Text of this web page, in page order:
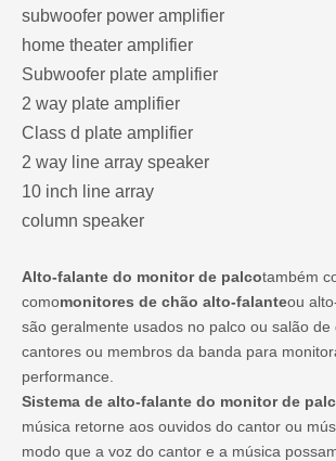
subwoofer power amplifier
home theater amplifier
Subwoofer plate amplifier
2 way plate amplifier
Class d plate amplifier
2 way line array speaker
10 inch line array
column speaker
Alto-falante do monitor de palcotambém
comomonitores de chão alto-falanteou
são geralmente usados ​​no palco ou salão de
cantores ou membros da banda para
performance.
Sistema de alto-falante do monitor de
música retorne aos ouvidos do cantor ou
modo que a voz do cantor e a música